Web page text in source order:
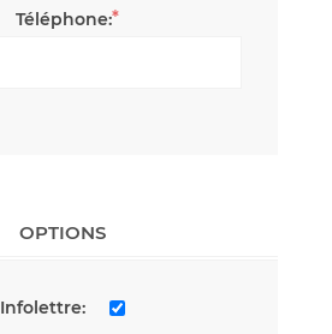
Téléphone:*
OPTIONS
Infolettre: